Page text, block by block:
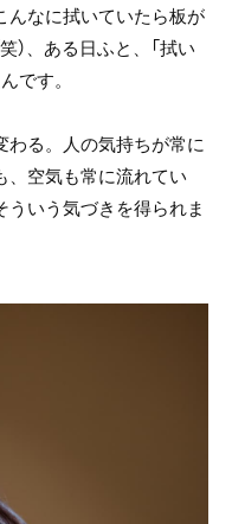
んなに拭いていたら板が
）、ある日ふと、「拭い
です。
る。人の気持ちが常に
、空気も常に流れてい
いう気づきを得られま